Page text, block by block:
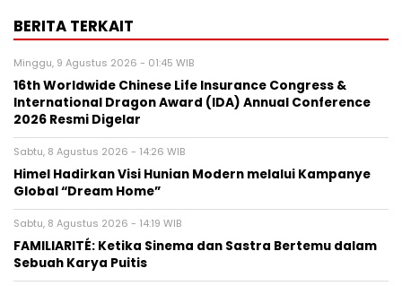
BERITA TERKAIT
Minggu, 9 Agustus 2026 - 01:45 WIB
16th Worldwide Chinese Life Insurance Congress &
International Dragon Award (IDA) Annual Conference
2026 Resmi Digelar
Sabtu, 8 Agustus 2026 - 14:26 WIB
Himel Hadirkan Visi Hunian Modern melalui Kampanye
Global “Dream Home”
Sabtu, 8 Agustus 2026 - 14:19 WIB
FAMILIARITÉ: Ketika Sinema dan Sastra Bertemu dalam
Sebuah Karya Puitis